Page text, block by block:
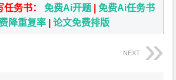
任务书：免费Ai开题 |免费Ai任务书
降重复率 |论文免费排版
NEXT